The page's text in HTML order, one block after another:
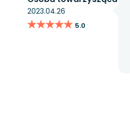
2023.04.26
★★★★★
★★★★★ 5.0